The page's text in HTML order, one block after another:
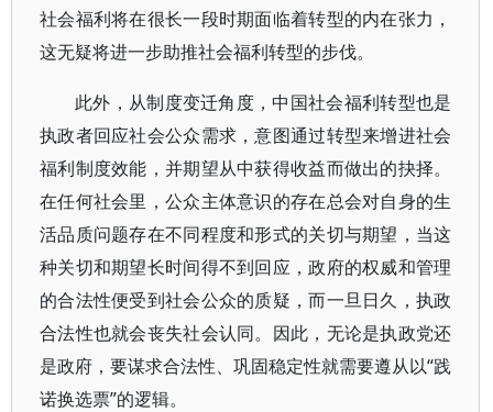
社会福利将在很长一段时期面临着转型的内在张力，
这无疑将进一步助推社会福利转型的步伐。
此外，从制度变迁角度，中国社会福利转型也是
执政者回应社会公众需求，意图通过转型来增进社会
福利制度效能，并期望从中获得收益而做出的抉择。
在任何社会里，公众主体意识的存在总会对自身的生
活品质问题存在不同程度和形式的关切与期望，当这
种关切和期望长时间得不到回应，政府的权威和管理
的合法性便受到社会公众的质疑，而一旦日久，执政
合法性也就会丧失社会认同。因此，无论是执政党还
是政府，要谋求合法性、巩固稳定性就需要遵从以“践
诺换选票”的逻辑。